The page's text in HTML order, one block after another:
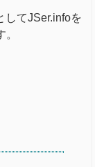
してJSer.infoを